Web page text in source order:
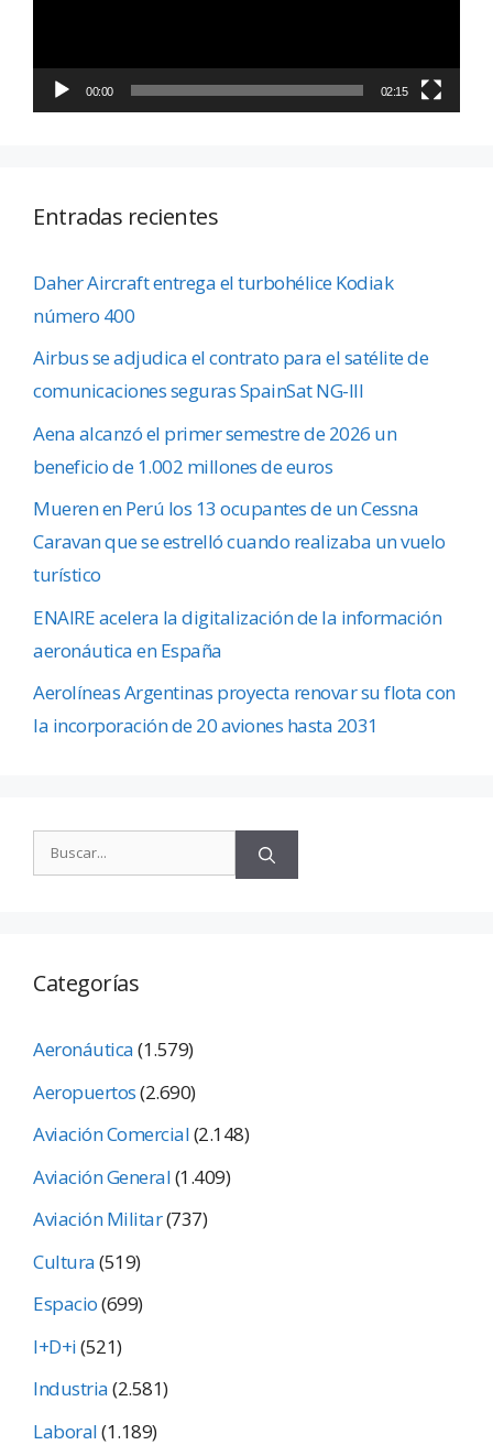
00:00 02:15
Entradas recientes
Daher Aircraft entrega el turbohélice Kodiak
número 400
Airbus se adjudica el contrato para el satélite de
comunicaciones seguras SpainSat NG-III
Aena alcanzó el primer semestre de 2026 un
beneficio de 1.002 millones de euros
Mueren en Perú los 13 ocupantes de un Cessna
Caravan que se estrelló cuando realizaba un vuelo
turístico
ENAIRE acelera la digitalización de la información
aeronáutica en España
Aerolíneas Argentinas proyecta renovar su flota con
la incorporación de 20 aviones hasta 2031
Categorías
Aeronáutica(1.579)
Aeropuertos(2.690)
Aviación Comercial(2.148)
Aviación General(1.409)
Aviación Militar(737)
Cultura(519)
Espacio(699)
I+D+i(521)
Industria(2.581)
Laboral(1.189)